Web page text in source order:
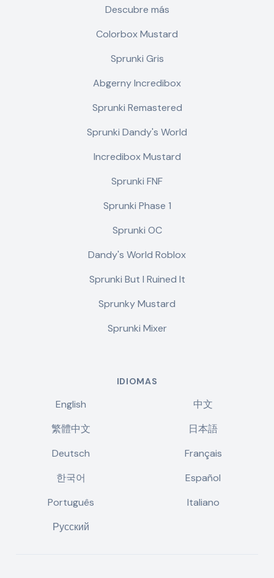
Descubre más
Colorbox Mustard
Sprunki Gris
Abgerny Incredibox
Sprunki Remastered
Sprunki Dandy's World
Incredibox Mustard
Sprunki FNF
Sprunki Phase 1
Sprunki OC
Dandy's World Roblox
Sprunki But I Ruined It
Sprunky Mustard
Sprunki Mixer
IDIOMAS
English
中文
繁體中文
日本語
Deutsch
Français
한국어
Español
Português
Italiano
Русский